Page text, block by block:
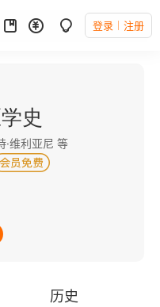
登录 注册
史
·维利亚尼 等
历史